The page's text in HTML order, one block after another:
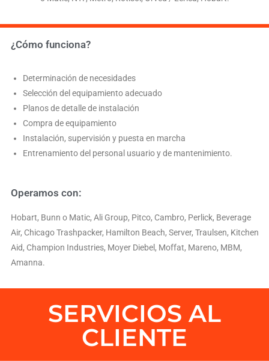
¿Cómo funciona?
Determinación de necesidades
Selección del equipamiento adecuado
Planos de detalle de instalación
Compra de equipamiento
Instalación, supervisión y puesta en marcha
Entrenamiento del personal usuario y de mantenimiento.
Operamos con:
Hobart, Bunn o Matic, Ali Group, Pitco, Cambro, Perlick, Beverage
Air, Chicago Trashpacker, Hamilton Beach, Server, Traulsen, Kitchen
Aid, Champion Industries, Moyer Diebel, Moffat, Mareno, MBM,
Amanna.
SERVICIOS AL
CLIENTE